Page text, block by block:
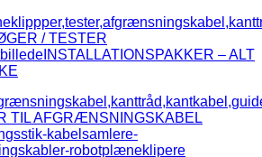
/ TESTER
INSTALLATIONSPAKKER – ALT
TIL AFGRÆNSNINGSKABEL